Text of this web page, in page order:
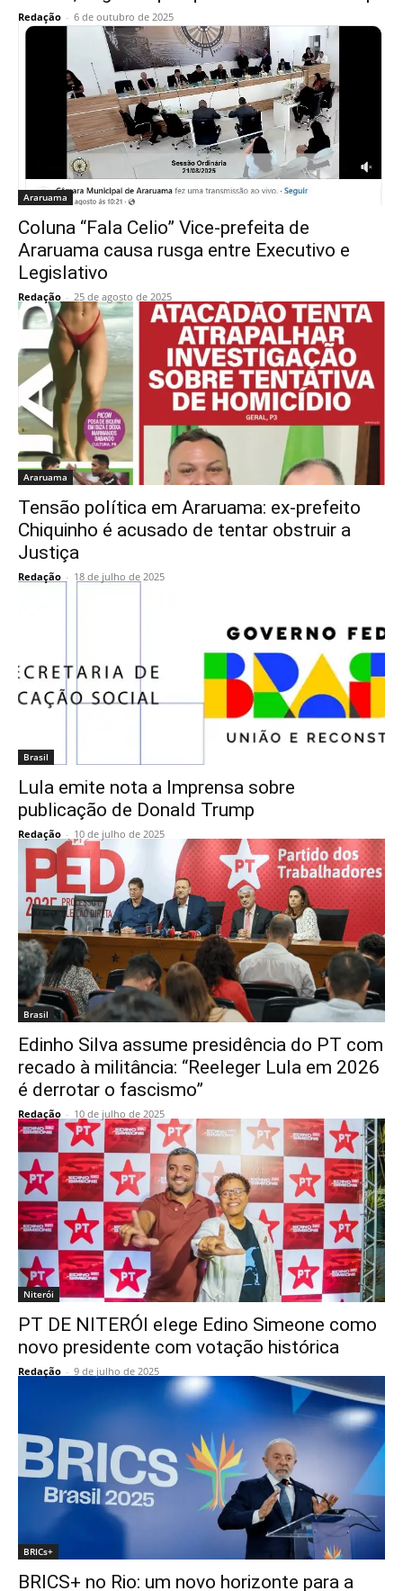
Redação - 6 de outubro de 2025
Araruama
Coluna “Fala Celio” Vice-prefeita de
Araruama causa rusga entre Executivo e
Legislativo
Redação - 25 de agosto de 2025
Araruama
Tensão política em Araruama: ex-prefeito
Chiquinho é acusado de tentar obstruir a
Justiça
Redação - 18 de julho de 2025
Brasil
Lula emite nota a Imprensa sobre
publicação de Donald Trump
Redação - 10 de julho de 2025
Brasil
Edinho Silva assume presidência do PT com
recado à militância: “Reeleger Lula em 2026
é derrotar o fascismo”
Redação - 10 de julho de 2025
Niterói
PT DE NITERÓI elege Edino Simeone como
novo presidente com votação histórica
Redação - 9 de julho de 2025
BRICs+
BRICS+ no Rio: um novo horizonte para a